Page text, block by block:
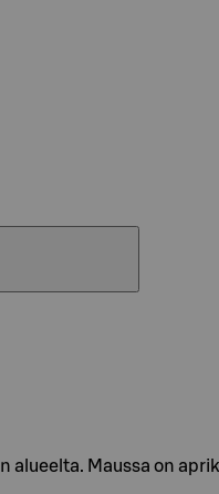
alueelta. Maussa on